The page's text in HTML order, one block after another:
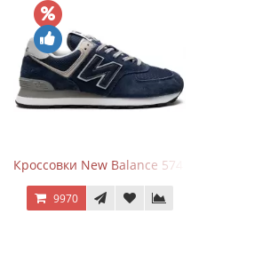
Кроссовки New Balance 574 Navy Blue Grey
9970